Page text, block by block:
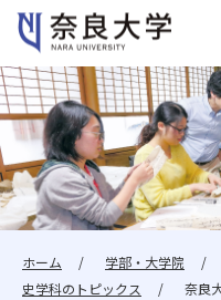
大学紹介
学部・大学院
ホーム 学部・大学院
史学科のトピックス
奈良